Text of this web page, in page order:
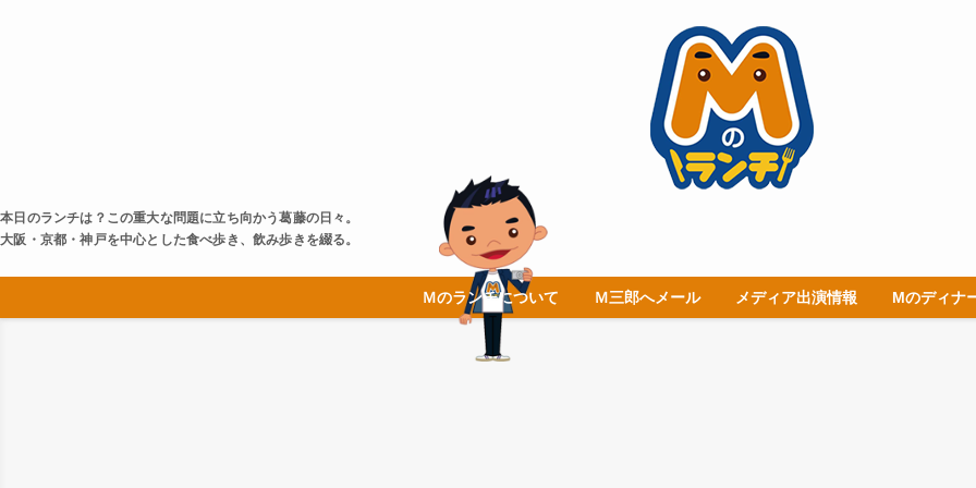
本日のランチは？この重大な問題に立ち向かう葛藤の日々。
大阪・京都・神戸を中心とした食べ歩き、飲み歩きを綴る。
Ｍのランチについて Ｍ三郎へメール メディア出演情報 Mのディナ